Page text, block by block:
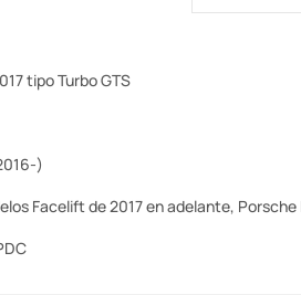
tipo Turbo GTS
)
Facelift de 2017 en adelante,